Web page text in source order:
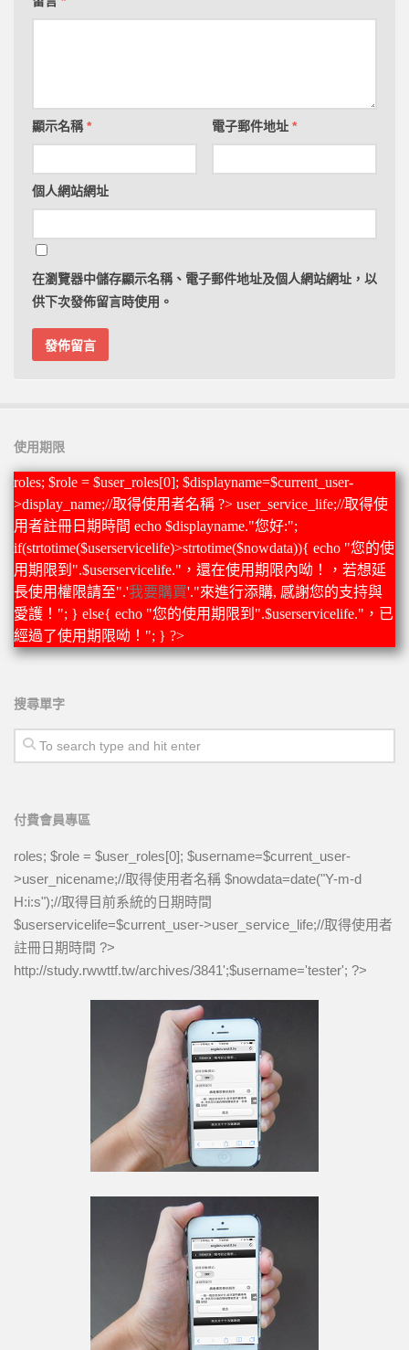
顯示名稱* 電子郵件地址 *
個人網站網址
在瀏覽器中儲存顯示名稱、電子郵件地址及個人網站網址，以
供下次發佈留言時使用。
使用期限
roles; $role = $user_roles[0]; $displayname=$current_user-
>display_name;//取得使用者名稱 ?> user_service_life;//取得使
用者註冊日期時間 echo $displayname."您好:";
if(strtotime($userservicelife)>strtotime($nowdata)){ echo "您的使
用期限到".$userservicelife."，還在使用期限內呦！，若想延
長使用權限請至".'我要購買'."來進行添購, 感謝您的支持與
愛護！"; } else{ echo "您的使用期限到".$userservicelife."，已
經過了使用期限呦！"; } ?>
搜尋單字
付費會員專區
roles; $role = $user_roles[0]; $username=$current_user-
>user_nicename;//取得使用者名稱 $nowdata=date("Y-m-d
H:i:s");//取得目前系統的日期時間
$userservicelife=$current_user->user_service_life;//取得使用者
註冊日期時間 ?>
http://study.rwwttf.tw/archives/3841';$username='tester'; ?>